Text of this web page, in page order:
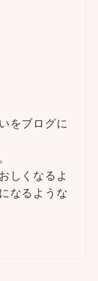
をブログに
しくなるよ
なるような